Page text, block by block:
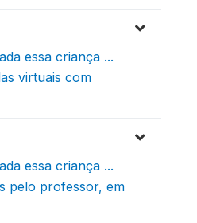
essa criança ...
virtuais com
essa criança ...
pelo professor, em